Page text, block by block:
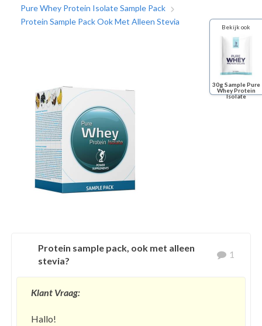
Pure Whey Protein Isolate Sample Pack
Protein Sample Pack Ook Met Alleen Stevia
Protein sample pack, ook met alleen
stevia?
1
Klant Vraag:
Hallo!
Bekijk ook
30g Sample Pure
Whey Protein
Isolate